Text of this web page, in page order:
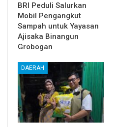
BRI Peduli Salurkan
Mobil Pengangkut
Sampah untuk Yayasan
Ajisaka Binangun
Grobogan
DAERAH